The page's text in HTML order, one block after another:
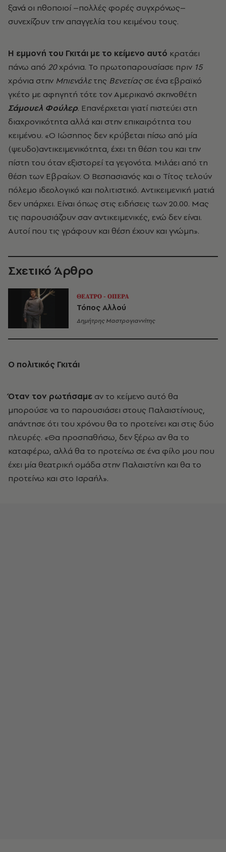
ξανά οι ηθοποιοί –πολλές φορές συγχρόνως–
συνεχίζουν την απαγγελία του κειμένου τους.
Η εμμονή του Γκιτάι με το κείμενο αυτό κρατάει
πάνω από 20χρόνια. Το πρωτοπαρουσίασε πριν 15
χρόνια στην Μπιενάλετης Βενετίαςσε ένα εβραϊκό
γκέτο με αφηγητή τότε τον Αμερικανό σκηνοθέτη
Σάμουελ Φούλερ. Επανέρχεται γιατί πιστεύει στη
διαχρονικότητα αλλά και στην επικαιρότητα του
κειμένου. «Ο Ιώσηπος δεν κρύβεται πίσω από μία
(ψευδο)αντικειμενικότητα, έχει τη θέση του και την
πίστη του όταν εξιστορεί τα γεγονότα. Μιλάει από τη
θέση των Εβραίων. Ο Βεσπασιανός και ο Τίτος τελούν
πόλεμο ιδεολογικό και πολιτιστικό. Αντικειμενική ματιά
δεν υπάρχει. Είναι όπως στις ειδήσεις των 20.00. Μας
τις παρουσιάζουν σαν αντικειμενικές, ενώ δεν είναι.
Αυτοί που τις γράφουν και θέση έχουν και γνώμη».
Σχετικό Άρθρο
ΘΕΑΤΡΟ - ΟΠΕΡΑ
Τόπος Αλλού
Δημήτρης Μαστρογιαννίτης
Ο πολιτικός Γκιτάι
Όταν τον ρωτήσαμε αν το κείμενο αυτό θα
μπορούσε να το παρουσιάσει στους Παλαιστίνιους,
απάντησε ότι του χρόνου θα το προτείνει και στις δύο
πλευρές. «Θα προσπαθήσω, δεν ξέρω αν θα το
καταφέρω, αλλά θα το προτείνω σε ένα φίλο μου που
έχει μία θεατρική ομάδα στην Παλαιστίνη και θα το
προτείνω και στο Ισραήλ».